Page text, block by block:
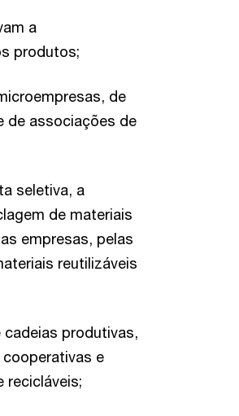
a
produtos;
de
de associações de
seletiva, a
de materiais
empresas, pelas
reutilizáveis
produtivas,
e
recicláveis;